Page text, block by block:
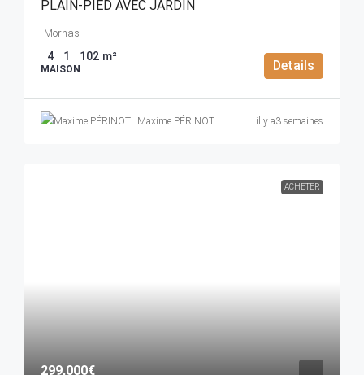
PLAIN-PIED AVEC JARDIN
Mornas
4 1 102 m²
MAISON Details
Maxime PÉRINOT il y a3 semaines
ACHETER
299,000€